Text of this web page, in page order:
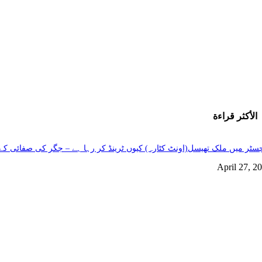
الأكثر قراءة
میں ملک تھیسل(اونٹ کٹارہ) کیوں ٹرینڈ کر رہا ہے – جگر کی صفائی کے
April 27,